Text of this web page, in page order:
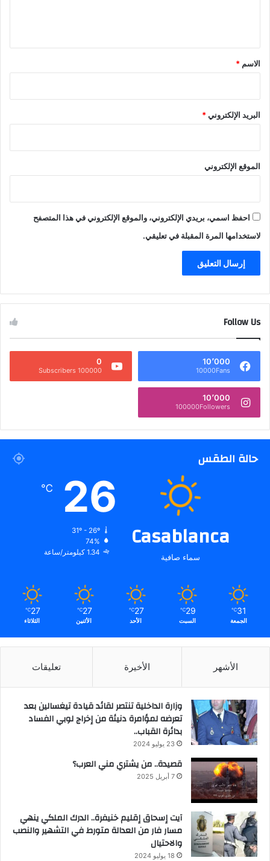
*
الاسم *
البريد الإلكتروني*
الموقع الإلكتروني
احفظ اسمي، بريدي الإلكتروني، والموقع الإلكتروني في هذا المتصفح
لاستخدامها المرة المقبلة في تعليقي.
Follow Us
10٬000
10000Fans
0
100000 Subscribers
10٬000
100000Followers
حالة الطقس
Casablanca
سماء صافية
26
℃
31º - 26º
74%
1.34 كيلومتر/ساعة
31
℃
الجمعة
29
℃
السبت
27
℃
الأحد
27
℃
الأثنين
27
℃
الثلاثاء
الأشهر الأخيرة تعليقات
وزارة الداخلية تنتصر لقائد قيادة تيغسالين بعد
تعرضه لمؤامرة دنيئة من إخراج لوبي الفساد
بدائرة القباب..
23 يوليو 2024
قصيدة.. من يشتري مني العرب؟
7 أبريل 2025
آيت إسحاق إقليم خنيفرة.. الدرك الملكي ينهي
مسار فار من العدالة متورط في التشهير والنصب
والاحتيال
18 يوليو 2024